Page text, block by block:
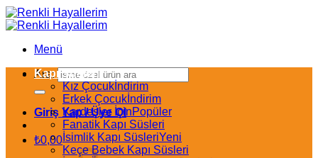
Menü
Ara:
Giriş Yap / Üye Ol
₺0,00
Kapı Süsleri
Kız Çocuk
Erkek Çocuk
Kardeşler İçin
Fanatik Kapı Süsleri
İsimlik Kapı Süsleri
Keçe Bebek Kapı Süsleri